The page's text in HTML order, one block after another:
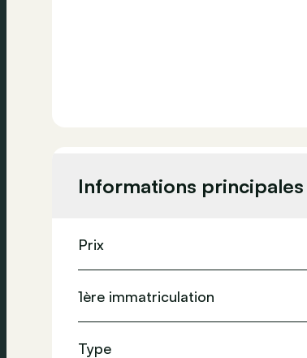
Informations principales
Prix
1ère immatriculation
Type